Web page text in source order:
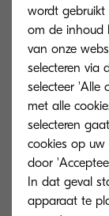
wordt gebruikt
om de inhoud
van onze
selecteren via
selecteer 'Alle
met alle
selecteren
cookies op uw
door
In dat geval
apparaat te